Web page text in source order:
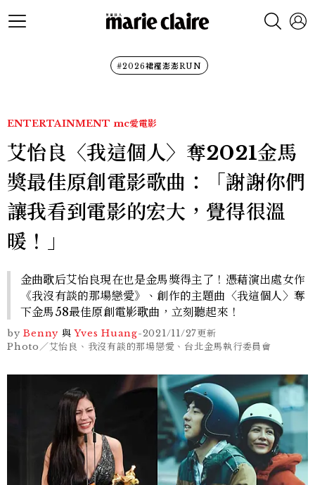
#2026裙襬澎澎RUN
ENTERTAINMENT mc愛電影
艾怡良〈我這個人〉奪2021金馬
獎最佳原創電影歌曲：「謝謝你們
讓我看到電影的宏大，覺得很溫
暖！」
金曲歌后艾怡良現在也是金馬獎得主了！憑藉演出處女作
《我沒有談的那場戀愛》、創作的主題曲〈我這個人〉奪
下金馬58最佳原創電影歌曲，立刻聽起來！
by Benny 與Yves Huang-2021/11/27更新
Photo／艾怡良、我沒有談的那場戀愛、台北金馬執行委員會